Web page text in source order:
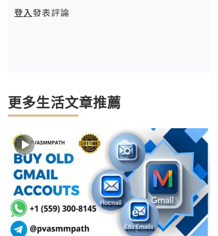
登入發表評論
更多生活文章推薦